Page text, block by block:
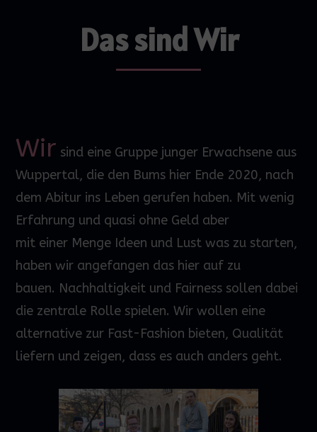
Das sind Wir
Wir sind eine Gruppe junger Erwachsene aus
Wuppertal, die den Bums hier Ende 2020, nach
dem Abitur ins Leben gerufen haben. Mit wenig
Erfahrung und quasi ohne Geld aber
mit einer Menge Ideen und Lust was zu starten,
haben wir angefangen das hier auf zu
bauen. Nachhaltigkeit und Fairness sollen dabei
die zentrale Rolle spielen. Wir wollen eine
alternative zur Fast-Fashion bieten, Qualität
liefern und zeigen, dass es auch anders geht.